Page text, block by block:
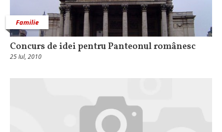
Familie
Concurs de idei pentru Panteonul românesc
25 Iul, 2010